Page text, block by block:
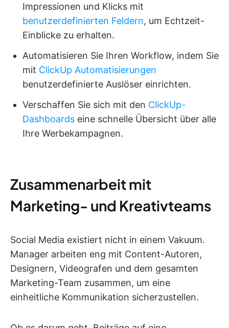
Impressionen und Klicks mit
benutzerdefinierten Feldern, um Echtzeit-
Einblicke zu erhalten.
Automatisieren Sie Ihren Workflow, indem Sie
mit ClickUp Automatisierungen
benutzerdefinierte Auslöser einrichten.
Verschaffen Sie sich mit den ClickUp-
Dashboards eine schnelle Übersicht über alle
Ihre Werbekampagnen.
Zusammenarbeit mit
Marketing- und Kreativteams
Social Media existiert nicht in einem Vakuum.
Manager arbeiten eng mit Content-Autoren,
Designern, Videografen und dem gesamten
Marketing-Team zusammen, um eine
einheitliche Kommunikation sicherzustellen.